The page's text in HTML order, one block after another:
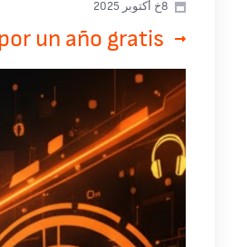
8خ أكتوبر 2025
un año gratis